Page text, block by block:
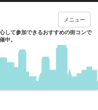
して参加できるおすすめの街コンで
中。
メニュー